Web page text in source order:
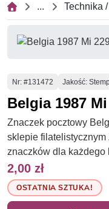
... Technika
Numer
Nr: #131472 Jakość:
Belgia 1987
Znaczek pocztowy
sklepie
znaczków dla każdego
2,00 zł
OSTATNIA SZTUKA!